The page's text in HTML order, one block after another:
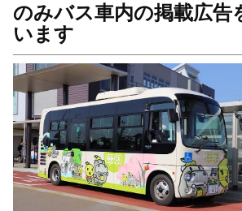
のみバス車内の掲載広告
います